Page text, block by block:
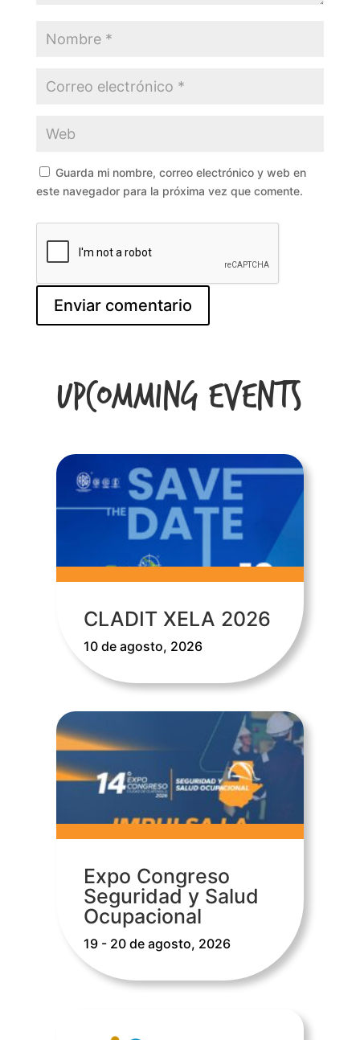
Guarda mi nombre, correo electrónico y web en
este navegador para la próxima vez que comente.
Upcomming Events
CLADIT XELA 2026
10 de agosto, 2026
Expo Congreso
Seguridad y Salud
Ocupacional
19 - 20 de agosto, 2026